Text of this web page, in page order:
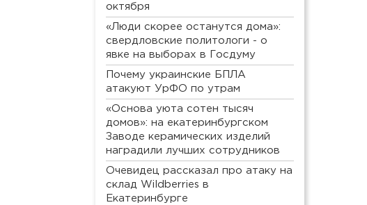
октября
«Люди скорее останутся дома»:
свердловские политологи - о
явке на выборах в Госдуму
Почему украинские БПЛА
атакуют УрФО по утрам
«Основа уюта сотен тысяч
домов»: на екатеринбургском
Заводе керамических изделий
наградили лучших сотрудников
Очевидец рассказал про атаку на
склад Wildberries в
Екатеринбурге